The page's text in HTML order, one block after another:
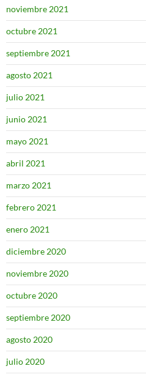
noviembre 2021
octubre 2021
septiembre 2021
agosto 2021
julio 2021
junio 2021
mayo 2021
abril 2021
marzo 2021
febrero 2021
enero 2021
diciembre 2020
noviembre 2020
octubre 2020
septiembre 2020
agosto 2020
julio 2020